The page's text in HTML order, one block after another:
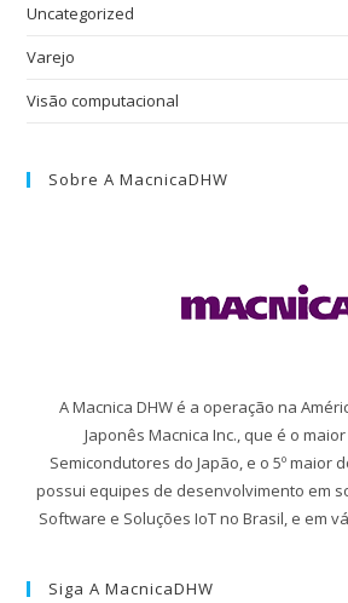
Uncategorized
Varejo
Visão computacional
Sobre A MacnicaDHW
A Macnica DHW é a operação na
Japonês Macnica Inc., que é o
Semicondutores do Japão, e o 5º maior
possui equipes de desenvolvimento em
Software e Soluções IoT no Brasil, e em
Siga A MacnicaDHW